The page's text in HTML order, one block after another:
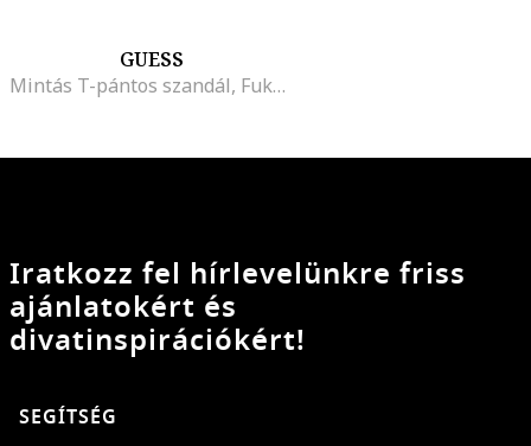
GUESS
Mintás T-pántos szandál, Fukszia
Iratkozz fel hírlevelünkre friss
ajánlatokért és
divatinspirációkért!
SEGÍTSÉG